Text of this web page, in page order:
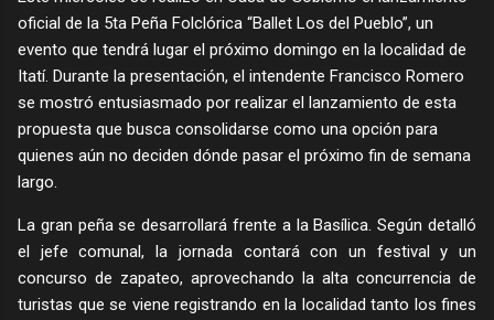
oficial de la 5ta Peña Folclórica “Ballet Los del Pueblo”, un
evento que tendrá lugar el próximo domingo en la localidad de
Itatí. Durante la presentación, el intendente Francisco Romero
se mostró entusiasmado por realizar el lanzamiento de esta
propuesta que busca consolidarse como una opción para
quienes aún no deciden dónde pasar el próximo fin de semana
largo.
La gran peña se desarrollará frente a la Basílica. Según detalló
el jefe comunal, la jornada contará con un festival y un
concurso de zapateo, aprovechando la alta concurrencia de
turistas que se viene registrando en la localidad tanto los fines